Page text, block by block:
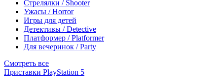
Стрелялки / Shooter
Ужасы / Horror
Игры для детей
Детективы / Detective
Платформер / Platformer
Для вечеринок / Party
Смотреть все
Приставки PlayStation 5